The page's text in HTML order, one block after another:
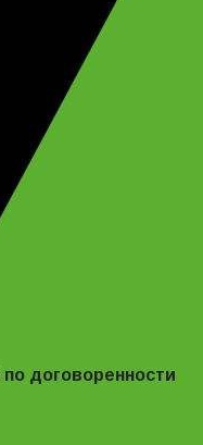
по договоренности